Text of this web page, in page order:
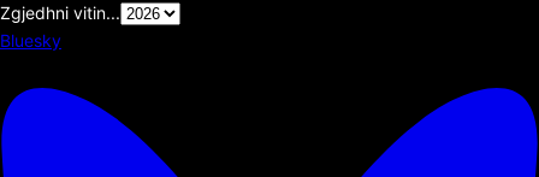
Zgjedhni vitin...
Bluesky